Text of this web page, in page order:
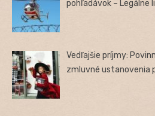
pohľadávok –
Vedľajšie príjmy:
zmluvné ustanovenia